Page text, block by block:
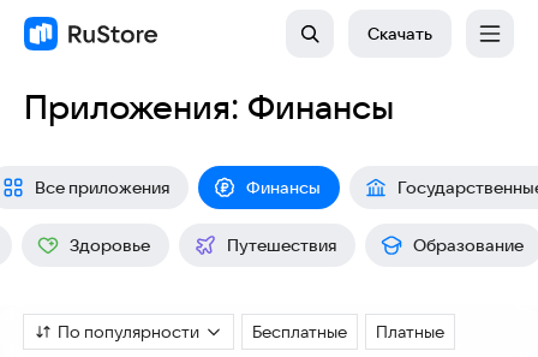
Скачать
Приложения: Финансы
Все приложения Финансы
Здоровье Путешествия Образование
По популярности Бесплатные Платные